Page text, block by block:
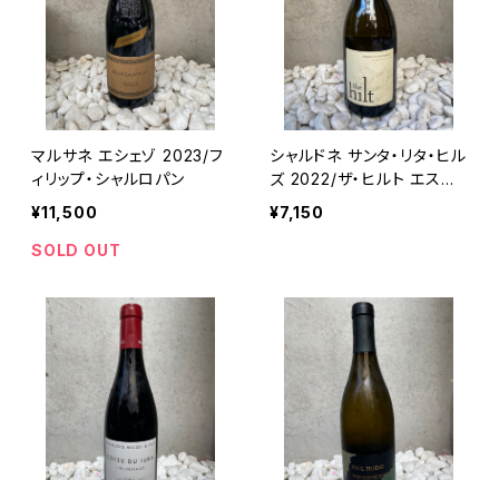
マルサネ エシェゾ 2023/フ
ィリップ・シャルロパン
¥11,500
SOLD OUT
シャルドネ サンタ・リタ・ヒル
ズ 2022/ザ・ヒルト エステ
ート
¥7,150